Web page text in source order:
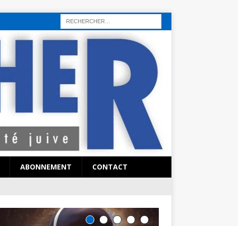
sex hattı telefonda seks numara
ABONNEMENT CONTACT